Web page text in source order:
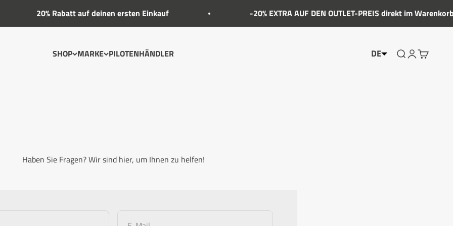
20% Rabatt auf deinen ersten Einkauf -20% EXTRA AUF DEN OUTLET-PREIS direkt im Warenkorb
SHOP MARKE PILOTENHÄNDLER DE Zeigen Sie das
Kontoshow
Zeigen
Haben Sie Fragen? Wir sind hier, um Ihnen zu helfen!